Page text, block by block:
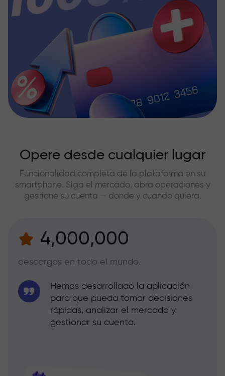
Opere desde cualquier lugar
Funcionalidad completa de la plataforma en su
smartphone. Siga el mercado, abra operaciones y
gestione su cuenta — donde y cuando quiera.
4,000,000
descargas en todo el mundo.
Hemos desarrollado la aplicación
para que pueda tomar decisiones
rápidas, analizar el mercado y
gestionar su cuenta.